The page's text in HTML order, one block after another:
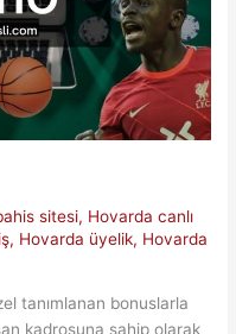
sitesi, Hovarda canlı
, Hovarda üyelik, Hovarda
tanımlanan bonuslarla
kadrosuna sahip olarak